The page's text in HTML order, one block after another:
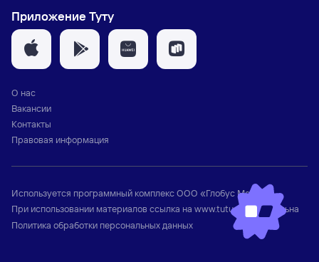
Приложение Туту
О нас
Вакансии
Контакты
Правовая информация
Используется программный комплексООО «Глобус Медиа»
При использовании материалов ссылка на www.tutu.ru обязательна
Политика обработки персональных данных